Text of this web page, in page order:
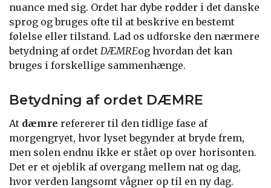
nuance med sig. Ordet har dybe rødder i det danske
sprog og bruges ofte til at beskrive en bestemt
følelse eller tilstand. Lad os udforske den nærmere
betydning af ordet DÆMREog hvordan det kan
bruges i forskellige sammenhænge.
Betydning af ordet DÆMRE
At dæmre refererer til den tidlige fase af
morgengryet, hvor lyset begynder at bryde frem,
men solen endnu ikke er stået op over horisonten.
Det er et øjeblik af overgang mellem nat og dag,
hvor verden langsomt vågner op til en ny dag.